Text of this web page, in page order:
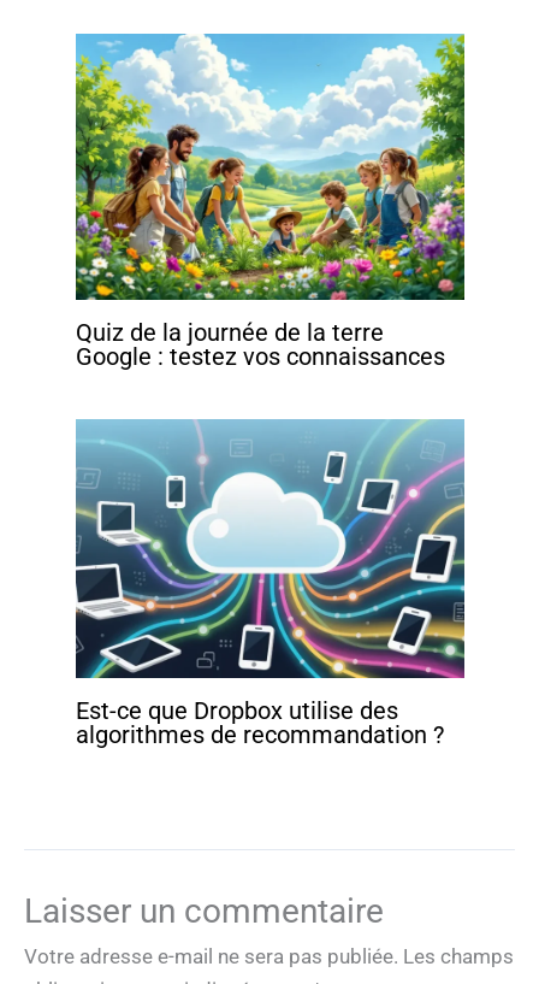
Quiz de la journée de la terre
Google : testez vos connaissances
Est-ce que Dropbox utilise des
algorithmes de recommandation ?
Laisser un commentaire
Votre adresse e-mail ne sera pas publiée. Les champs